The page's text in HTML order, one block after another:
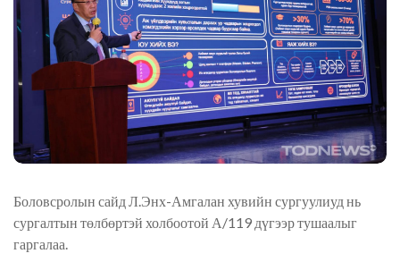
Боловсролын сайд Л.Энх-Амгалан хувийн сургуулиуд нь
сургалтын төлбөртэй холбоотой А/119 дүгээр тушаалыг
гаргалаа.